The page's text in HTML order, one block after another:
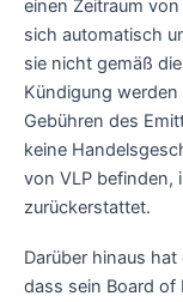
einen Zeitraum
sich automatisch
sie nicht gemäß
Kündigung
Gebühren des
keine
von VLP befinden,
zurückerstattet.
Darüber hinaus
dass sein Board of